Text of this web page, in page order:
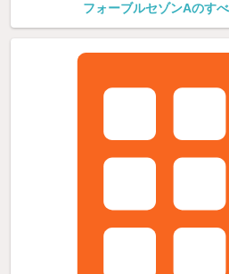
フォーブルセゾンAのす